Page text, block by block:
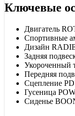
Ключевые
Двигатель
Спортивные
Дизайн
Задняя
Укороченный
Передняя
Сцепление
Гусеница
Сиденье